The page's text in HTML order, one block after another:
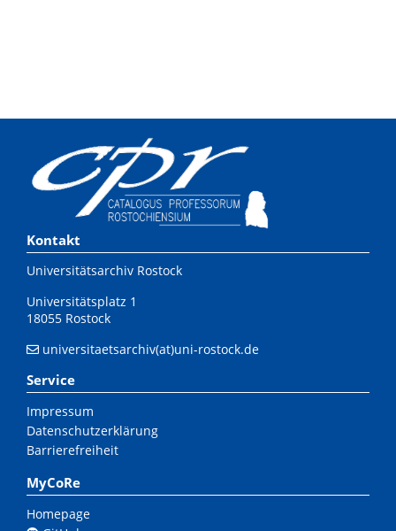
Kontakt
Universitätsarchiv Rostock
Universitätsplatz 1
18055 Rostock
universitaetsarchiv(at)uni-rostock.de
Service
Impressum
Datenschutzerklärung
Barrierefreiheit
MyCoRe
Homepage